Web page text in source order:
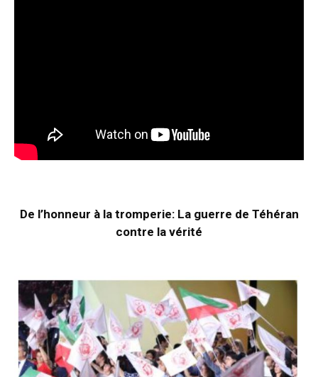
De l’honneur à la tromperie: La guerre de Téhéran
contre la vérité